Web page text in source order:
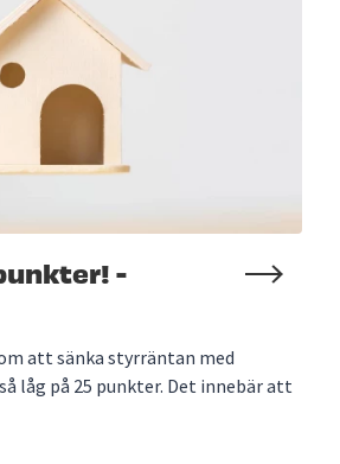
-
att sänka styrräntan med
låg på 25 punkter. Det innebär att